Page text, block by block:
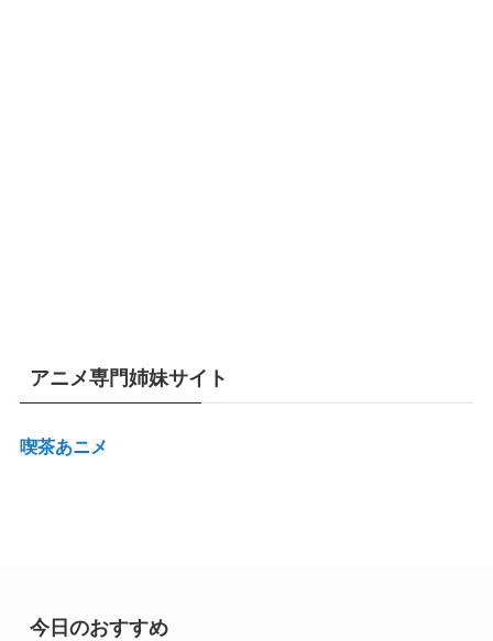
アニメ専門姉妹サイト
喫茶あニメ
今日のおすすめ